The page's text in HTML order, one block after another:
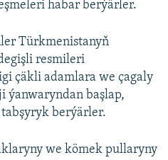
habar berýärler.
Türkmenistanyň
resmileri
çäkli adamlara we çagaly
ýanwaryndan başlap,
berýärler.
we kömek pullaryny